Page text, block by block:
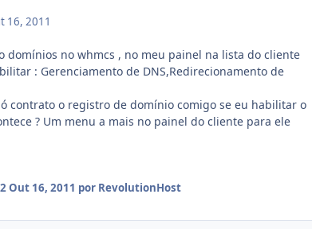
16, 2011
domínios no whmcs , no meu painel na lista do cliente
: Gerenciamento de DNS,Redirecionamento de
contrato o registro de domínio comigo se eu habilitar o
? Um menu a mais no painel do cliente para ele
Out 16, 2011 por RevolutionHost